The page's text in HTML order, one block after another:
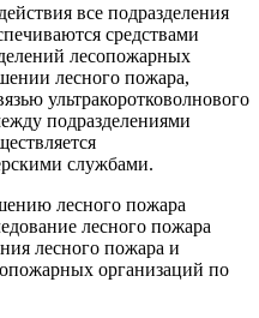
все подразделения
средствами
лесопожарных
лесного пожара,
ультракоротковолнового
подразделениями
службами.
лесного пожара
лесного пожара
лесного пожара и
организаций по